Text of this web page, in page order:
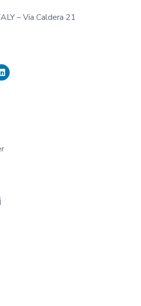
– Via Caldera 21